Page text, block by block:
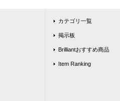
カテゴリ一覧
掲示板
Brilliantおすすめ商品
Item Ranking